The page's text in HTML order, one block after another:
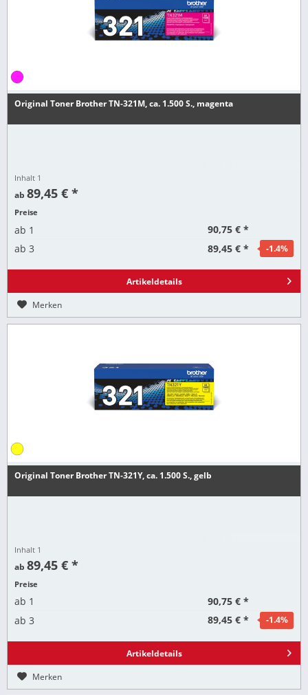
Original Toner Brother TN-321M, ca. 1.500 S., magenta
Inhalt 1
ab89,45 € *
Preise
ab 1
90,75 € *
ab 3 89,45 € * -1.4%
Artikeldetails
Merken
Original Toner Brother TN-321Y, ca. 1.500 S., gelb
Inhalt 1
ab89,45 € *
Preise
ab 1
90,75 € *
ab 3 89,45 € * -1.4%
Artikeldetails
Merken